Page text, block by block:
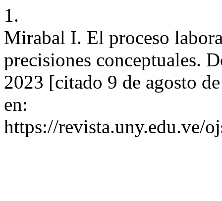
1.
Mirabal I. El proceso
precisiones conceptuales.
2023 [citado 9 de agosto
en:
https://revista.uny.edu.ve/